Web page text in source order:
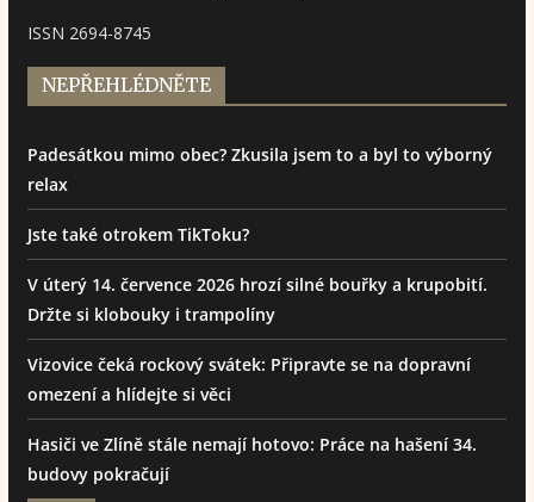
ISSN 2694-8745
NEPŘEHLÉDNĚTE
Padesátkou mimo obec? Zkusila jsem to a byl to výborný
relax
Jste také otrokem TikToku?
V úterý 14. července 2026 hrozí silné bouřky a krupobití.
Držte si klobouky i trampolíny
Vizovice čeká rockový svátek: Připravte se na dopravní
omezení a hlídejte si věci
Hasiči ve Zlíně stále nemají hotovo: Práce na hašení 34.
budovy pokračují